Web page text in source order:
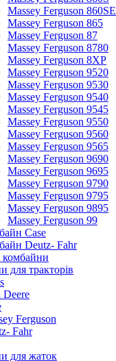
Massey Ferguson 860SE
Massey Ferguson 865
Massey Ferguson 87
Massey Ferguson 8780
Massey Ferguson 8XP
Massey Ferguson 9520
Massey Ferguson 9530
Massey Ferguson 9540
Massey Ferguson 9545
Massey Ferguson 9550
Massey Ferguson 9560
Massey Ferguson 9565
Massey Ferguson 9690
Massey Ferguson 9695
Massey Ferguson 9790
Massey Ferguson 9795
Massey Ferguson 9895
Massey Ferguson 99
Case
Deutz- Fahr
комбайни
для тракторів
Deere
Ferguson
Fahr
для жаток